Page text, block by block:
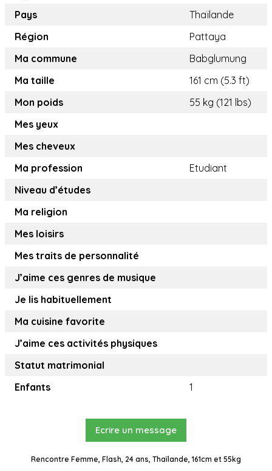
Pays
Thaïlande
Région
Pattaya
Ma commune
Babglumung
Ma taille
161 cm (5.3 ft)
Mon poids
55 kg (121 lbs)
Mes yeux
Mes cheveux
Ma profession
Etudiant
Niveau d’études
Ma religion
Mes loisirs
Mes traits de personnalité
J’aime ces genres de musique
Je lis habituellement
Ma cuisine favorite
J’aime ces activités physiques
Statut matrimonial
Enfants
1
Ecrire un message
Rencontre Femme, Flash, 24 ans, Thaïlande, 161cm et 55kg